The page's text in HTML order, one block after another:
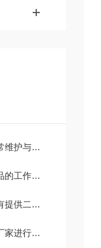
与保养
原理介绍
手地磅秤
地磅维修